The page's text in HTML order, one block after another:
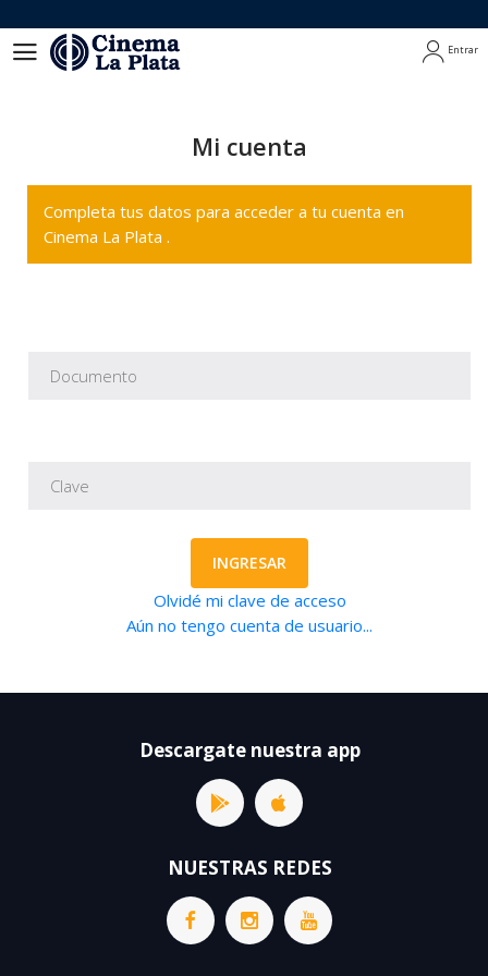
Entrar
Mi cuenta
Completa tus datos para acceder a tu cuenta en
Cinema La Plata .
INGRESAR
Olvidé mi clave de acceso
Aún no tengo cuenta de usuario...
Descargate nuestra app
NUESTRAS REDES